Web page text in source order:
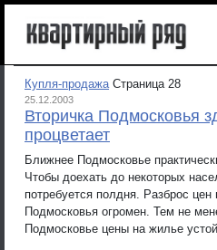
Купля-продажа Страница 28
25.12.2003
Вторичка Подмосковья
процветает
Ближнее Подмосковье
Чтобы доехать до некоторых
потребуется полдня. Разброс
Подмосковья огромен. Тем не
Подмосковье цены на жилье